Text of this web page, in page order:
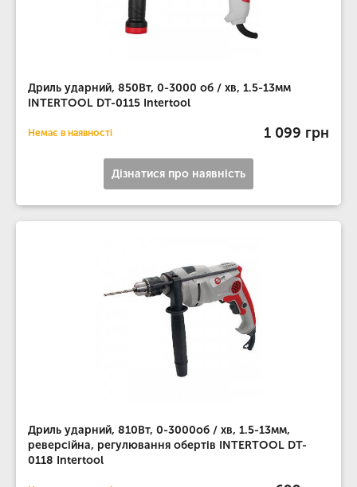
Дриль ударний, 850Вт, 0-3000 об / хв, 1.5-13мм
INTERTOOL DT-0115 Intertool
Немає в наявності 1 099 грн
Дізнатися про наявність
Дриль ударний, 810Вт, 0-3000об / хв, 1.5-13мм,
реверсійна, регулювання обертів INTERTOOL DT-
0118 Intertool